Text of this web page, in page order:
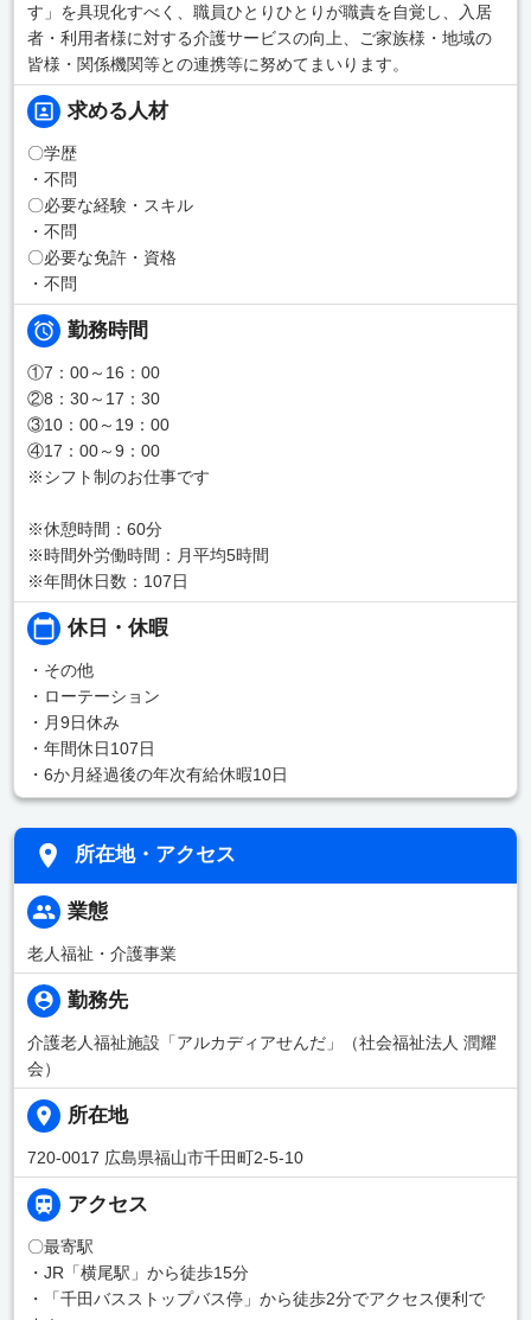
す」を具現化すべく、職員ひとりひとりが職責を自覚し、入居
者・利用者様に対する介護サービスの向上、ご家族様・地域の
皆様・関係機関等との連携等に努めてまいります。
求める人材
〇学歴
・不問
〇必要な経験・スキル
・不問
〇必要な免許・資格
・不問
勤務時間
①7：00～16：00
②8：30～17：30
③10：00～19：00
④17：00～9：00
※シフト制のお仕事です
※休憩時間：60分
※時間外労働時間：月平均5時間
※年間休日数：107日
休日・休暇
・その他
・ローテーション
・月9日休み
・年間休日107日
・6か月経過後の年次有給休暇10日
所在地・アクセス
業態
老人福祉・介護事業
勤務先
介護老人福祉施設「アルカディアせんだ」（社会福祉法人 潤耀
会）
所在地
720-0017 広島県福山市千田町2-5-10
アクセス
〇最寄駅
・JR「横尾駅」から徒歩15分
・「千田バスストップバス停」から徒歩2分でアクセス便利で